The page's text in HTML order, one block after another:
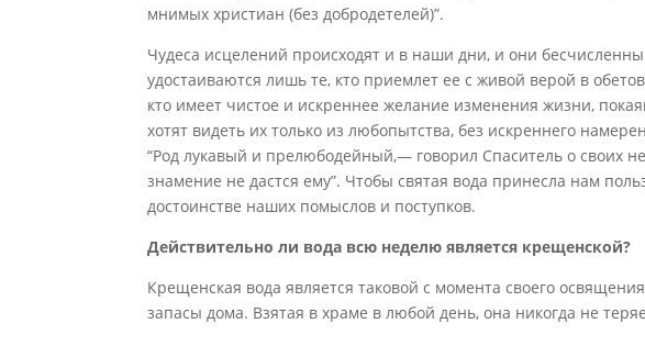
мнимых христиан (без добродетелей)”.
Чудеса исцелений происходят и в наши дни, и они
удостаиваются лишь те, кто приемлет ее с живой верой в
кто имеет чистое и искреннее желание изменения жизни,
хотят видеть их только из любопытства, без искреннего
“Род лукавый и прелюбодейный,— говорил Спаситель о своих
знамение не дастся ему”. Чтобы святая вода принесла нам
достоинстве наших помыслов и поступков.
Действительно ли вода всю неделю является крещенской?
Крещенская вода является таковой с момента своего
запасы дома. Взятая в храме в любой день, она никогда не